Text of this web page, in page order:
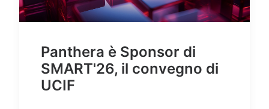
Panthera è Sponsor di
SMART'26, il convegno di
UCIF